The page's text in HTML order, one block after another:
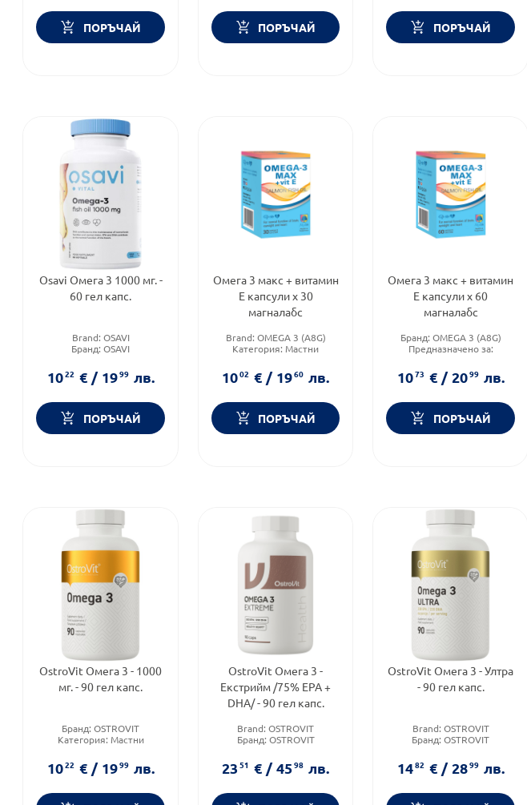
ПОРЪЧАЙ ПОРЪЧАЙ ПОРЪЧАЙ
Osavi Омега 3 1000 мг. -
60 гел капс.
Brand: OSAVI
Бранд:OSAVI
1022 € / 1999 лв.
ПОРЪЧАЙ
Омега 3 макс + витамин
Е капсули х 30
магналабс
Brand: OMEGA 3 (A8G)
Категория: Мастни
Предназначено за:
възрастни
1002 € / 1960 лв.
ПОРЪЧАЙ
Омега 3 макс + витамин
Е капсули х 60
магналабс
Бранд: OMEGA 3 (A8G)
Предназначено за:
Форма на продукта:
1073 € / 2099 лв.
ПОРЪЧАЙ
OstroVit Омега 3 - 1000
мг. - 90 гел капс.
Бранд:OSTROVIT
Категория: Мастни
Форма на продукта:
1022 € / 1999 лв.
OstroVit Омега 3 -
Екстрийм /75% EPA +
DHA/ - 90 гел капс.
Brand:OSTROVIT
Бранд: OSTROVIT
2351 € / 4598 лв.
OstroVit Омега 3 - Ултра
- 90 гел капс.
Brand: OSTROVIT
Бранд:OSTROVIT
киселини
1482 € / 2899 лв.